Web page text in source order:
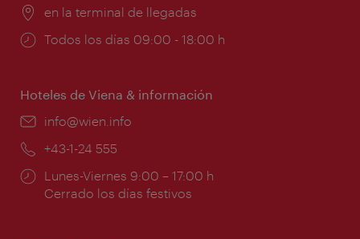
Lugar:
en la terminal de llegadas
Horarios
Todos los días 09:00 - 18:00 h
Hoteles de Viena & información
e-
info@wien.info
Teléfono:
+43-1-24 555
Horarios
de
Lunes-Viernes 9:00 – 17:00 h
Cerrado los días festivos